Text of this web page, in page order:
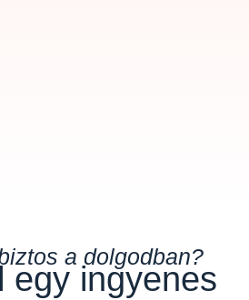
a dolgodban?
egy ingyenes